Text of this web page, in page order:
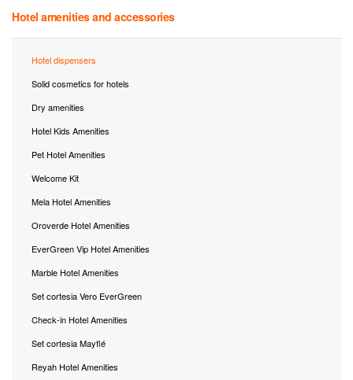
Hotel amenities and accessories
Hotel dispensers
Solid cosmetics for hotels
Dry amenities
Hotel Kids Amenities
Pet Hotel Amenities
Welcome Kit
Mela Hotel Amenities
Oroverde Hotel Amenities
EverGreen Vip Hotel Amenities
Marble Hotel Amenities
Set cortesia Vero EverGreen
Check-in Hotel Amenities
Set cortesia Mayflé
Reyah Hotel Amenities